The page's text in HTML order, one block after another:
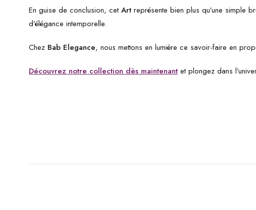
En guise de conclusion, cetArt représente bien plus qu’une simple
d’élégance intemporelle.
Chez Bab Elegance, nous mettons en lumière ce savoir-faire en
Découvrez notre collection dès maintenant et plongez dans